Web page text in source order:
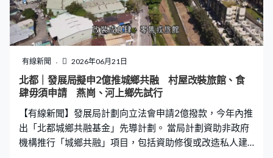
有線新聞 2026年06月21日
北都｜發展局擬申2億推城鄉共融 村屋改裝旅館、食
肆毋須申請 燕崗、河上鄉先試行
【有線新聞】發展局計劃向立法會申請2億撥款，今年內推
出「北都城鄉共融基金」先導計劃。 當局計劃資助非政府
機構推行「城鄉共融」項目，包括資助修復或改造私人建